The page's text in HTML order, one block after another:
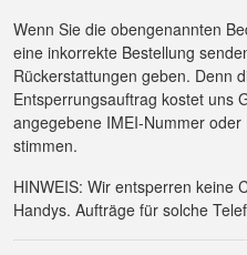
Wenn Sie die obengenannten
eine inkorrekte Bestellung
Rückerstattungen geben. Denn
Entsperrungsauftrag kostet uns
angegebene IMEI-Nummer
stimmen.
HINWEIS: Wir entsperren keine
Handys. Aufträge für solche